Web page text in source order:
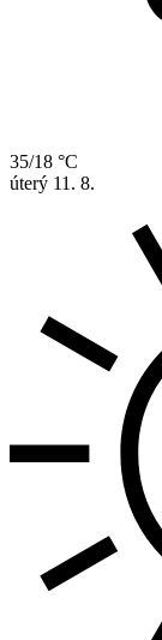
35/18 °C
úterý 11. 8.